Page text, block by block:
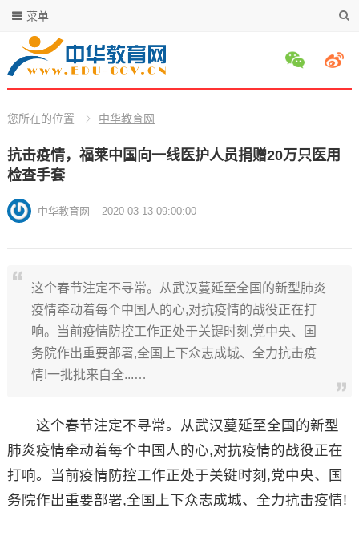
菜单
您所在的位置 中华教育网
抗击疫情，福莱中国向一线医护人员捐赠20万只医用
检查手套
中华教育网 2020-03-13 09:00:00
这个春节注定不寻常。从武汉蔓延至全国的新型肺炎
疫情牵动着每个中国人的心,对抗疫情的战役正在打
响。当前疫情防控工作正处于关键时刻,党中央、国
务院作出重要部署,全国上下众志成城、全力抗击疫
情!一批批来自全...…
这个春节注定不寻常。从武汉蔓延至全国的新型
肺炎疫情牵动着每个中国人的心,对抗疫情的战役正在
打响。当前疫情防控工作正处于关键时刻,党中央、国
务院作出重要部署,全国上下众志成城、全力抗击疫情!